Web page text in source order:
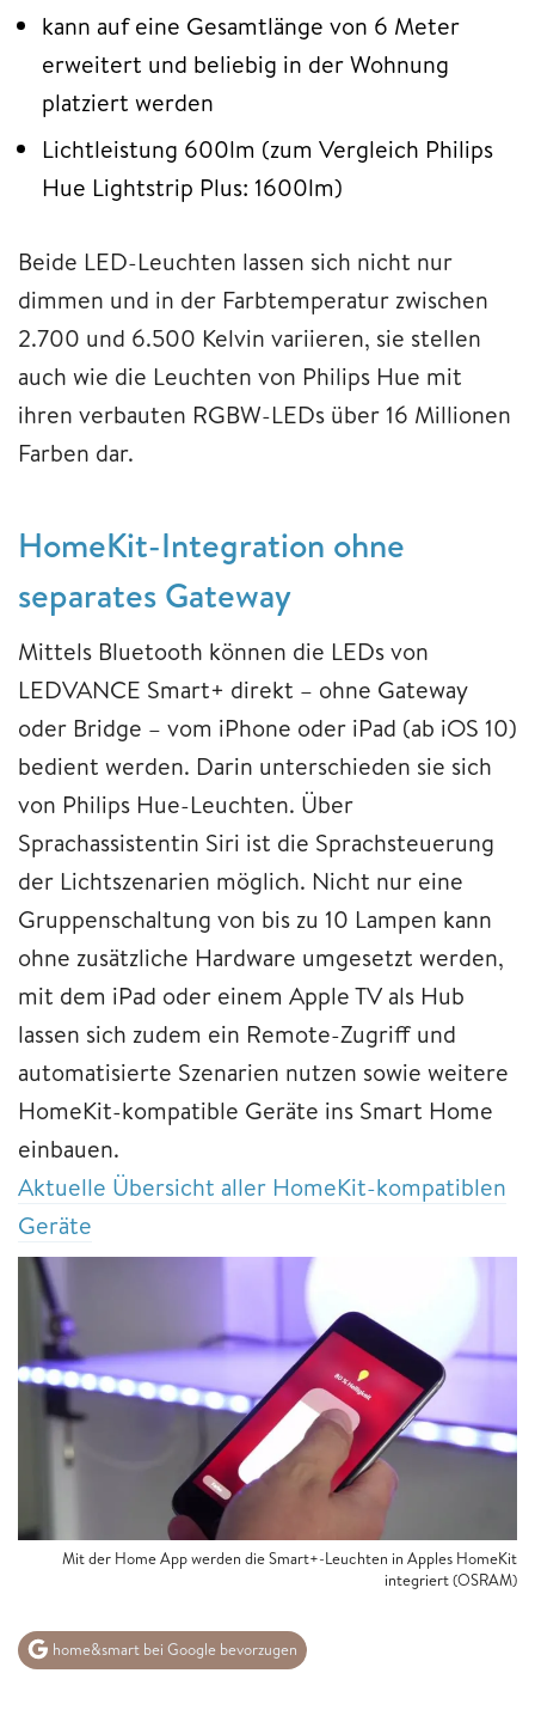
kann auf eine Gesamtlänge von 6 Meter
erweitert und beliebig in der Wohnung
platziert werden
Lichtleistung 600lm (zum Vergleich Philips
Hue Lightstrip Plus: 1600lm)
Beide LED-Leuchten lassen sich nicht nur
dimmen und in der Farbtemperatur zwischen
2.700 und 6.500 Kelvin variieren, sie stellen
auch wie die Leuchten von Philips Hue mit
ihren verbauten RGBW-LEDs über 16 Millionen
Farben dar.
HomeKit-Integration ohne
separates Gateway
Mittels Bluetooth können die LEDs von
LEDVANCE Smart+ direkt – ohne Gateway
oder Bridge – vom iPhone oder iPad (ab iOS 10)
bedient werden. Darin unterschieden sie sich
von Philips Hue-Leuchten. Über
Sprachassistentin Siri ist die Sprachsteuerung
der Lichtszenarien möglich. Nicht nur eine
Gruppenschaltung von bis zu 10 Lampen kann
ohne zusätzliche Hardware umgesetzt werden,
mit dem iPad oder einem Apple TV als Hub
lassen sich zudem ein Remote-Zugriff und
automatisierte Szenarien nutzen sowie weitere
HomeKit-kompatible Geräte ins Smart Home
einbauen.
Aktuelle Übersicht aller HomeKit-kompatiblen
Geräte
Mit der Home App werden die Smart+-Leuchten in Apples HomeKit
integriert (OSRAM)
home&smart bei Google bevorzugen